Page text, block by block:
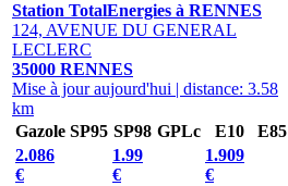
Station TotalEnergies à RENNES
124, AVENUE DU GENERAL
LECLERC
35000 RENNES
Mise à jour aujourd'hui | distance: 3.58
km
Gazole SP95 SP98 GPLc E10
E85
2.086
€
1.99
€
1.909
€